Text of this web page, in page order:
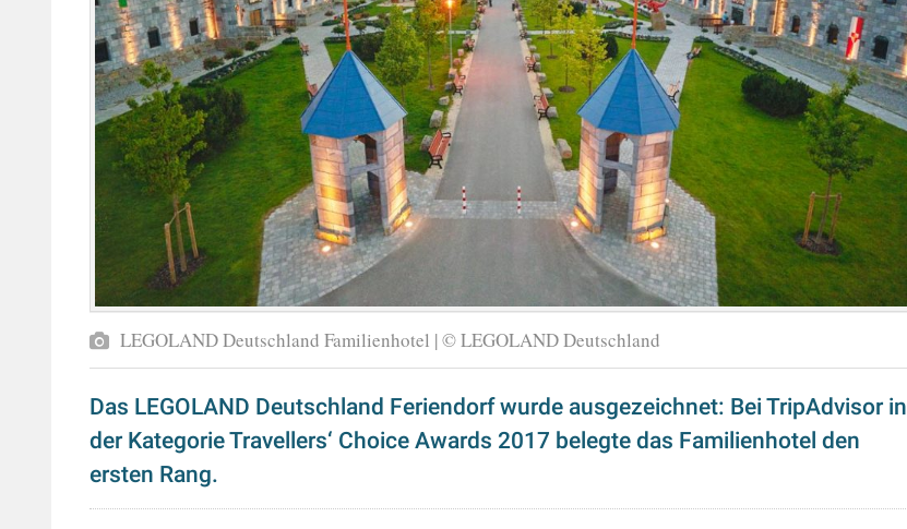
LEGOLAND Deutschland Familienhotel | © LEGOLAND Deutschland
Das LEGOLAND Deutschland Feriendorf wurde ausgezeichnet: Bei TripAdvisor in
der Kategorie Travellers‘ Choice Awards 2017 belegte das Familienhotel den
ersten Rang.